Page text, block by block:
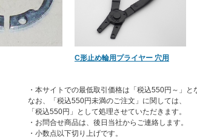
C形止め輪用プライヤー 穴用
・本サイトでの最低取引価格は「税込550円～」と
なお、「税込550円未満のご注文」に関しては、
「税込550円」として処理させていただきます。
・お問合せ商品は、後日当社からご連絡します。
・小数点以下切り上げです。